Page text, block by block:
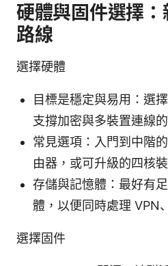
硬體與固件選擇
路線
選擇硬體
目標是穩定與易用：選
支撐加密與多裝置連線
常見選項：入門到中階
由器，或可升級的四核
存儲與記憶體：最好有
體，以便同時處理 VPN
選擇固件